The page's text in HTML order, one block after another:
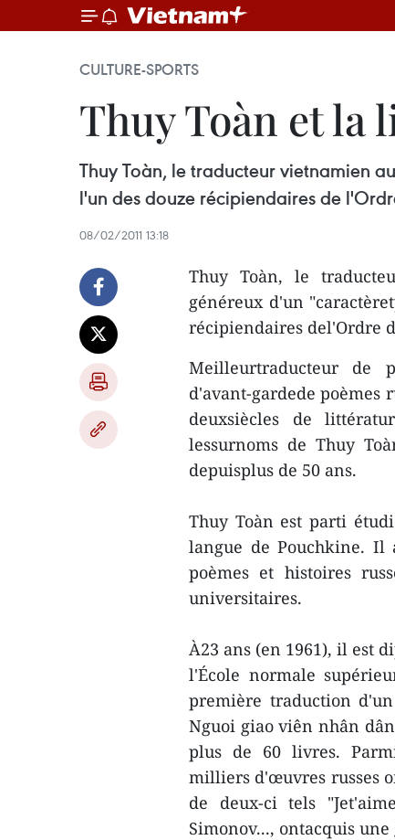
CULTURE-SPORTS
Thuy Toàn et la
Thuy Toàn, le traducteur vietnamien
l'un des douze récipiendaires de
08/02/2011 13:18
Thuy Toàn, le
généreux d'un
récipiendaires del'Ordre
Meilleurtraducteur de
d'avant-gardede poèmes
deuxsiècles de
lessurnoms de Thuy
depuisplus de 50 ans.
Thuy Toàn est parti
langue de Pouchkine. Il
poèmes et histoires
universitaires.
À23 ans (en 1961), il est
l'École normale
première traduction
Nguoi giao viên nhân
plus de 60 livres.
milliers d'œuvres russes
de deux-ci tels
Simonov..., ontacquis